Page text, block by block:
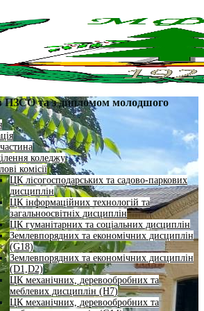
коледжу
комісії
ЦК лісогосподарських та садово-паркових
дисциплін
ЦК інформаційних технологій та
загальноосвітніх дисциплін
ЦК гуманітарних та соціальних дисциплін
Землевпорядних та економічних дисциплін
(G18)
Землевпорядних та економічних дисциплін
(D1,D2)
ЦК механічних, деревообробних та
меблевих дисциплін (H7)
ЦК механічних, деревообробних та
ПЗСО та з дипломом молодшого